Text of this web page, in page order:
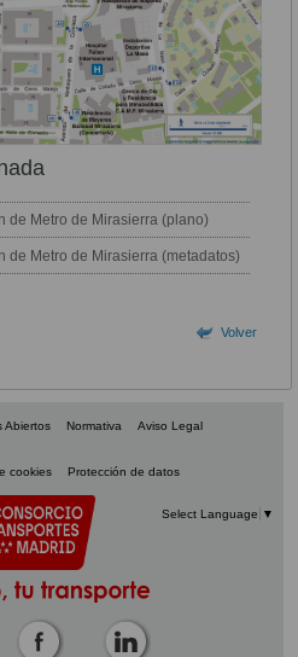
de Metro de Mirasierra (plano)
de Metro de Mirasierra (metadatos)
Volver
Abiertos Normativa Aviso Legal
cookies Protección de datos
Select Language ▼